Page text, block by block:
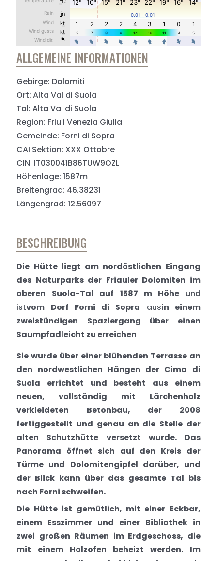
ALLGEMEINE INFORMATIONEN
Gebirge: Dolomiti
Ort: Alta Val di Suola
Tal: Alta Val di Suola
Region: Friuli Venezia Giulia
Gemeinde: Forni di Sopra
CAI Sektion: XXX Ottobre
CIN: IT030041B86TUW9OZL
Höhenlage: 1587m
Breitengrad: 46.38231
Längengrad: 12.56097
BESCHREIBUNG
Die Hütte liegt am nordöstlichen Eingang
des Naturparks der Friauler Dolomiten im
oberen Suola-Tal auf 1587 m Höhe und
istvom Dorf Forni di Sopra ausin einem
zweistündigen Spaziergang über einen
Saumpfadleicht zu erreichen .
Sie wurde über einer blühenden Terrasse an
den nordwestlichen Hängen der Cima di
Suola errichtet und besteht aus einem
neuen, vollständig mit Lärchenholz
verkleideten Betonbau, der 2008
fertiggestellt und genau an die Stelle der
alten Schutzhütte versetzt wurde. Das
Panorama öffnet sich auf den Kreis der
Türme und Dolomitengipfel darüber, und
der Blick kann über das gesamte Tal bis
nach Forni schweifen.
Die Hütte ist gemütlich, mit einer Eckbar,
einem Esszimmer und einer Bibliothek in
zwei großen Räumen im Erdgeschoss, die
mit einem Holzofen beheizt werden. Im